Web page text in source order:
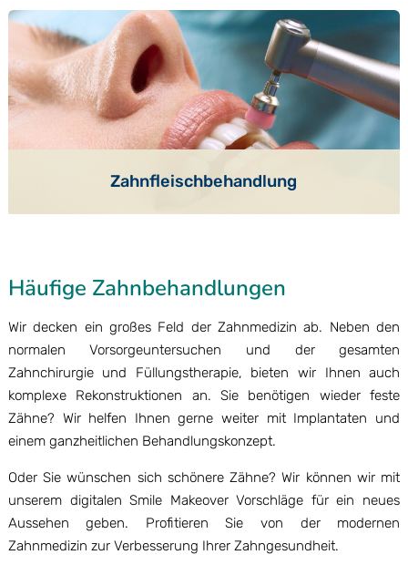
Zahnfleischbehandlung
Häufige Zahnbehandlungen
Wir decken ein großes Feld der Zahnmedizin ab. Neben den
normalen Vorsorgeuntersuchen und der gesamten
Zahnchirurgie und Füllungstherapie, bieten wir Ihnen auch
komplexe Rekonstruktionen an. Sie benötigen wieder feste
Zähne? Wir helfen Ihnen gerne weiter mit Implantaten und
einem ganzheitlichen Behandlungskonzept.
Oder Sie wünschen sich schönere Zähne? Wir können wir mit
unserem digitalen Smile Makeover Vorschläge für ein neues
Aussehen geben. Profitieren Sie von der modernen
Zahnmedizin zur Verbesserung Ihrer Zahngesundheit.